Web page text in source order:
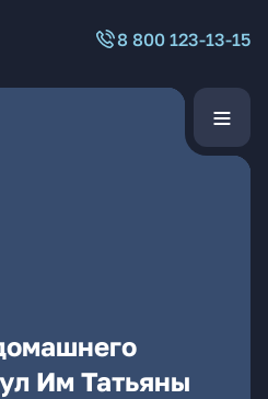
8 800 123-13-15
Им Татьяны